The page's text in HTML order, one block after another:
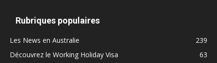
Rubriques populaires
Les News en Australie
239
Découvrez le Working Holiday Visa
63